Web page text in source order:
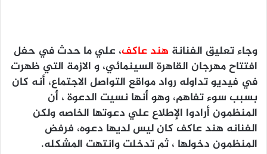
وجاء تعليق الفنانة هند عاكف، علي ما حدث في حفل
افتتاح مهرجان القاهرة السينمائي، و الازمة التي ظهرت
في فيديو تداوله رواد مواقع التواصل الاجتماع، أنه كان
بسبب سوء تفاهم، وهو أنها نسيت الدعوة ، أن
المنظمون أرادوا الإطلاع علي دعوتها الخاصه ولكن
الفنانه هند عاكف كان ليس لديها دعوه، فرفض
المنظمون دخولها ، ثم تدخلت وانتهت المشكله.